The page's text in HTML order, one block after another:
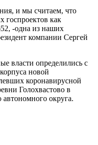
и мы считаем, что
госпроектов как
-одна из наших
компании Сергей
власти определились с
новой
коронавирусной
Голохвастово в
округа.